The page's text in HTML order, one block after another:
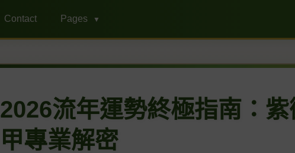
Contact Pages ▼
2026流年運勢終極指南：
甲專業解密